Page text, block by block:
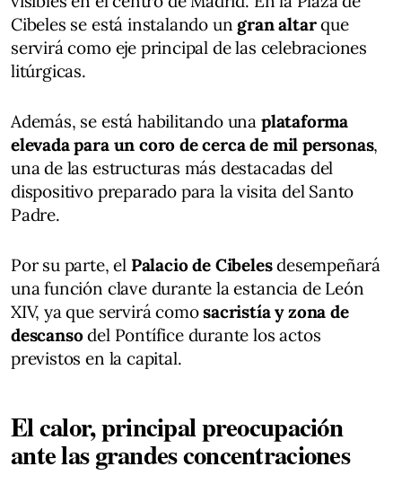
Cibeles se está instalando un gran altarque
servirá como eje principal de las celebraciones
litúrgicas.
Además, se está habilitando una plataforma
elevada para un coro de cerca de mil personas,
una de las estructuras más destacadas del
dispositivo preparado para la visita del Santo
Padre.
Por su parte, el Palacio de Cibelesdesempeñará
una función clave durante la estancia de León
XIV, ya que servirá comosacristía y zona de
descansodel Pontífice durante los actos
previstos en la capital.
El calor, principal preocupación
ante las grandes concentraciones